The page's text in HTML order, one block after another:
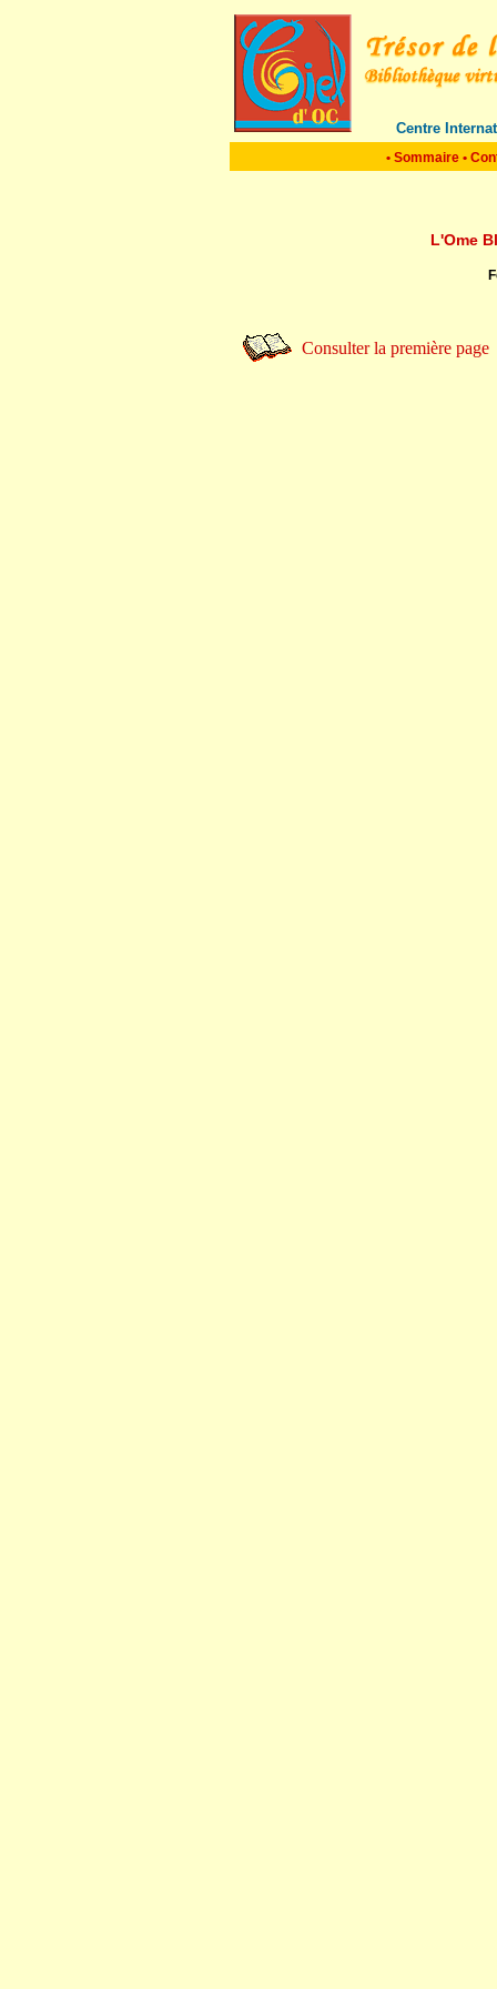
Centre
• Sommaire •
L'Ome
Consulter la première page